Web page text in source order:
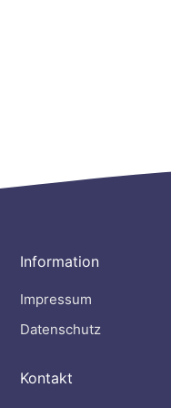
Information
Impressum
Datenschutz
Kontakt